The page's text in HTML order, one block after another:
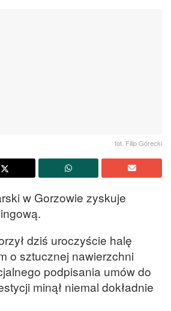
fot. Filip Górecki
w Gorzowie zyskuje
dziś uroczyście halę
o sztucznej nawierzchni
podpisania umów do
minął niemal dokładnie